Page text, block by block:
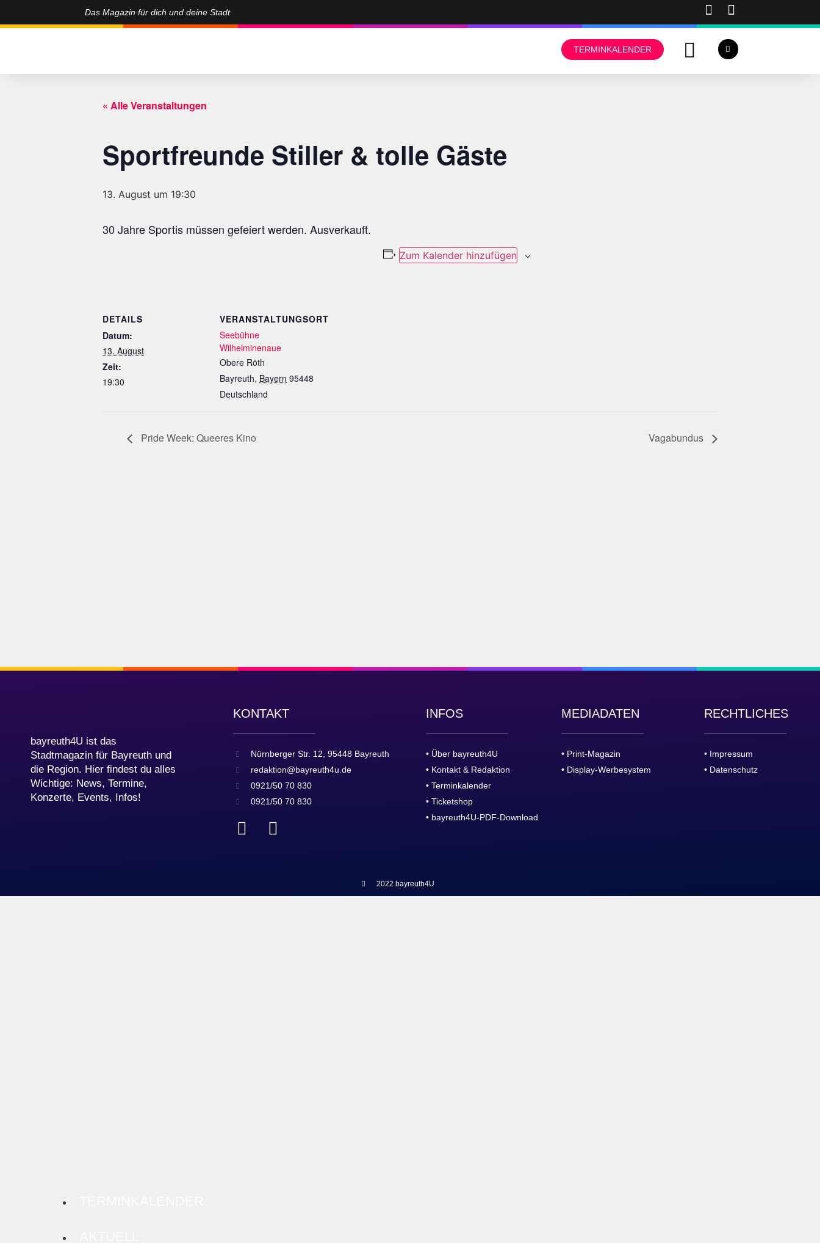
Das Magazin für dich und deine Stadt
TERMINKALENDER
« Alle Veranstaltungen
Sportfreunde Stiller & tolle Gäste
13. August um 19:30
30 Jahre Sportis müssen gefeiert werden. Ausverkauft.
Zum Kalender hinzufügen
DETAILS
Datum:
13. August
Zeit:
19:30
VERANSTALTUNGSORT
Seebühne
Wilhelminenaue
Obere Röth
Bayreuth, Bayern 95448
Deutschland
Pride Week: Queeres Kino Vagabundus
bayreuth4U ist das
Stadtmagazin für Bayreuth und
die Region. Hier findest du alles
Wichtige: News, Termine,
Konzerte, Events, Infos!
KONTAKT
Nürnberger Str. 12, 95448 Bayreuth
redaktion@bayreuth4u.de
0921/50 70 830
0921/50 70 830
INFOS
• Über bayreuth4U
• Kontakt & Redaktion
• Terminkalender
• Ticketshop
• bayreuth4U-PDF-Download
MEDIADATEN
• Print-Magazin
• Display-Werbesystem
RECHTLICHES
• Impressum
• Datenschutz
2022 bayreuth4U